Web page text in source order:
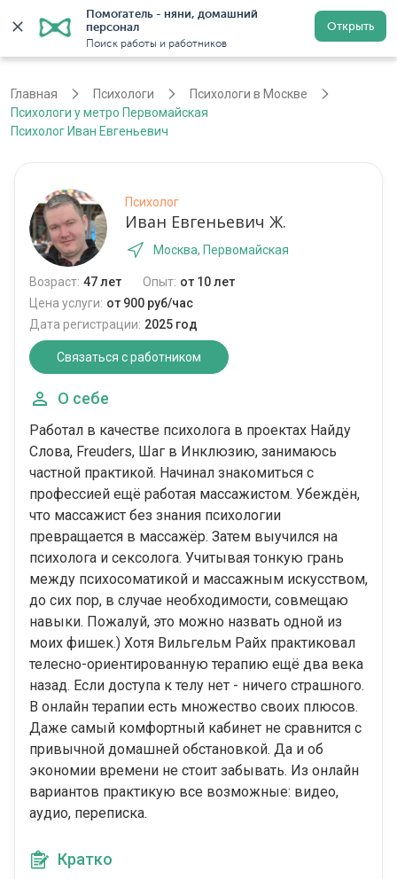
Помогатель - няни, домашний
персонал
Поиск работы и работников
Открыть
Регистрация
Главная Психологи
Психологи в Москве
Психологи у метро Первомайская
Психолог Иван Евгеньевич
Психолог
Иван Евгеньевич Ж.
Москва, Первомайская
Возраст: 47 лет Опыт: от 10 лет
Цена услуги: от 900 руб/час
Дата регистрации: 2025 год
Связаться с работником
О себе
Работал в качестве психолога в проектах Найду
Слова, Freuders, Шаг в Инклюзию, занимаюсь
частной практикой. Начинал знакомиться с
профессией ещё работая массажистом. Убеждён,
что массажист без знания психологии
превращается в массажёр. Затем выучился на
психолога и сексолога. Учитывая тонкую грань
между психосоматикой и массажным искусством,
до сих пор, в случае необходимости, совмещаю
навыки. Пожалуй, это можно назвать одной из
моих фишек.) Хотя Вильгельм Райх практиковал
телесно-ориентированную терапию ещё два века
назад. Если доступа к телу нет - ничего страшного.
В онлайн терапии есть множество своих плюсов.
Даже самый комфортный кабинет не сравнится с
привычной домашней обстановкой. Да и об
экономии времени не стоит забывать. Из онлайн
вариантов практикую все возможные: видео,
аудио, переписка.
Кратко